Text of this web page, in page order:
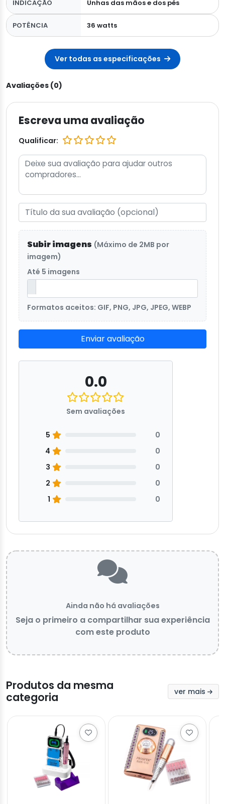
INDICAÇÃO Unhas das mãos e dos pés
POTÊNCIA 36 watts
Ver todas as especificações
Avaliações (0)
Escreva uma avaliação
Qualificar:
Subir imagens (Máximo de 2MB por
imagem)
Até 5 imagens
Formatos aceitos: GIF, PNG, JPG, JPEG, WEBP
Enviar avaliação
0.0
Sem avaliações
5
0
4
0
3
0
2
0
1
0
Ainda não há avaliações
Seja o primeiro a compartilhar sua experiência
com este produto
Produtos da mesma
categoria
ver mais